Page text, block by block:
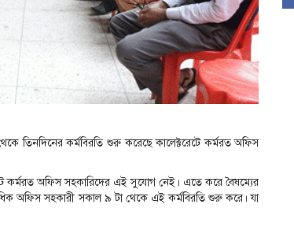
তিনদিনের কর্মবিরতি শুরু করেছে কালেক্টরেটে কর্মরত অফিস
কর্মরত অফিস সহকারিদের এই সুযোগ নেই। এতে করে বৈষম্যের
অফিস সহকারী সকাল ৯ টা থেকে এই কর্মবিরতি শুরু করে। যা